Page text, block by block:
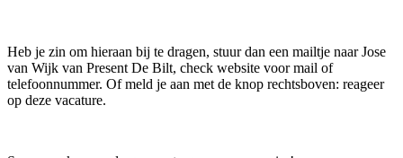
Heb je zin om hieraan bij te dragen, stuur dan een mailtje naar Jose
van Wijk van Present De Bilt, check website voor mail of
telefoonnummer. Of meld je aan met de knop rechtsboven: reageer
op deze vacature.